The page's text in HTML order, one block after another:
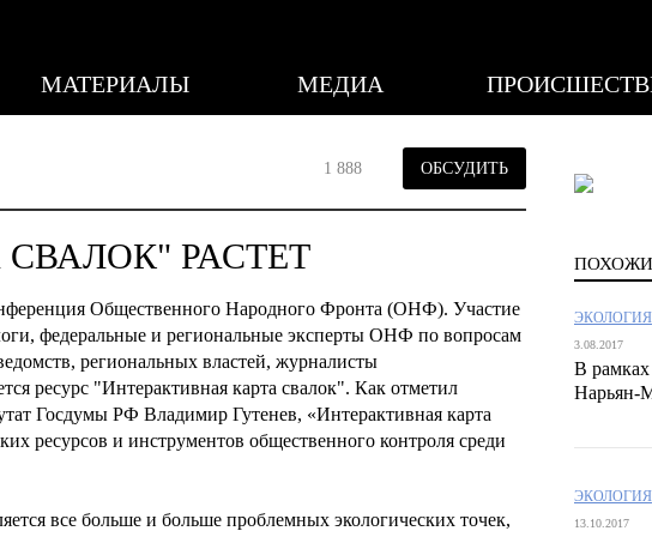
МАТЕРИАЛЫ МЕДИА
1 888 ОБСУДИТЬ
РАСТЕТ
Общественного Народного Фронта (ОНФ). Участие
федеральные и региональные эксперты ОНФ по вопросам
региональных властей, журналисты
ресурс "Интерактивная карта свалок". Как отметил
Госдумы РФ Владимир Гутенев, «Интерактивная карта
ресурсов и инструментов общественного контроля среди
все больше и больше проблемных экологических точек,
ЭКОЛОГИЯ
3.08.2017
В
Нарьян-
ЭКОЛОГИЯ
13.10.2017